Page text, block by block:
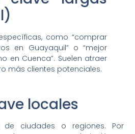
como “comprar
en Guayaquil” o “mejor
en Cuenca”. Suelen atraer
más clientes potenciales.
locales
de ciudades o regiones. Por